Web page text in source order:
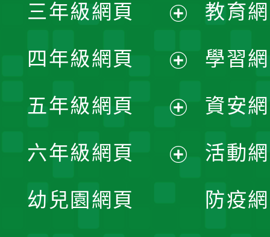
選
單
開
選
單
三年級網頁
開
選
單
四年級網頁
開
選
五年級網頁
開
六年級網頁
幼兒園網頁
教育
學習
資安
活動
防疫